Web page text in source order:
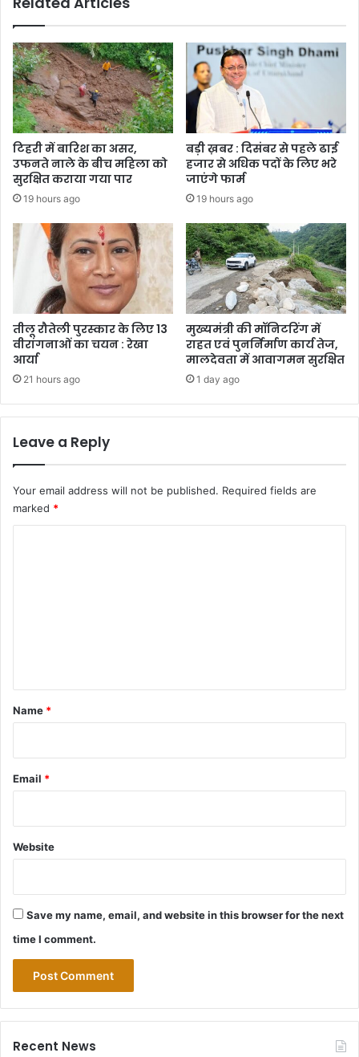
टिहरी में बारिश का असर,
उफनते नाले के बीच महिला को
सुरक्षित कराया गया पार
19 hours ago
बड़ी ख़बर : दिसंबर से पहले ढाई
हजार से अधिक पदों के लिए भरे
जाएंगे फार्म
19 hours ago
तीलू रौतेली पुरस्कार के लिए 13
वीरांगनाओं का चयन : रेखा
आर्या
21 hours ago
मुख्यमंत्री की मॉनिटरिंग में
राहत एवं पुनर्निर्माण कार्य तेज,
मालदेवता में आवागमन सुरक्षित
1 day ago
Leave a Reply
Your email address will not be published. Required fields are
marked *
*
Name *
Email *
Website
Save my name, email, and website in this browser for the next
time I comment.
Recent News